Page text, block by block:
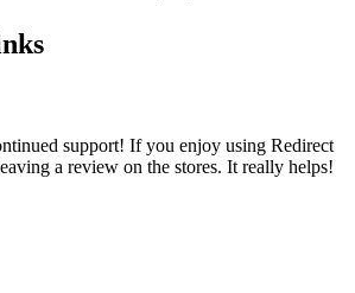
support! If you enjoy using Redirect
a review on the stores. It really helps!